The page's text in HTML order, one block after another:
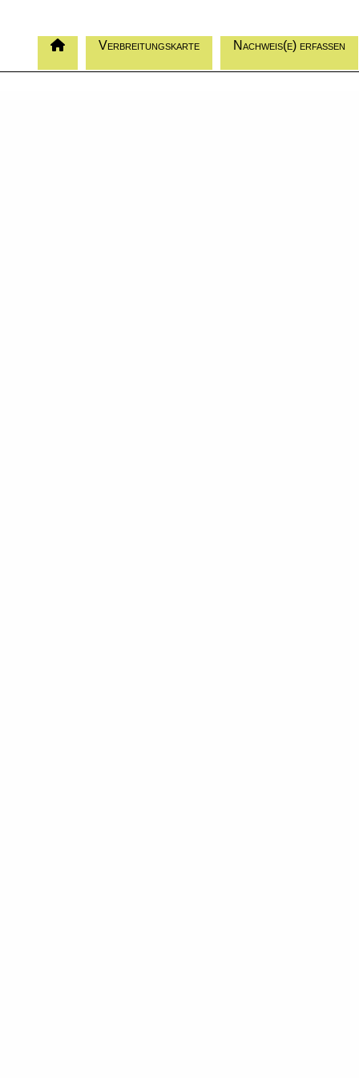
Verbreitungskarte Nachweis(e) erfassen